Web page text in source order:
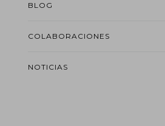
BLOG
COLABORACIONES
NOTICIAS